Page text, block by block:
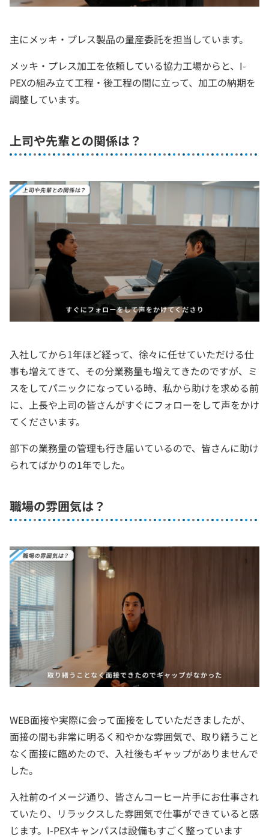
主にメッキ・プレス製品の量産委託を担当しています。
メッキ・プレス加工を依頼している協力工場からと、I-
PEXの組み立て工程・後工程の間に立って、加工の納期を
調整しています。
上司や先輩との関係は？
入社してから1年ほど経って、徐々に任せていただける仕
事も増えてきて、その分業務量も増えてきたのですが、ミ
スをしてパニックになっている時、私から助けを求める前
に、上長や上司の皆さんがすぐにフォローをして声をかけ
てくださいます。
部下の業務量の管理も行き届いているので、皆さんに助け
られてばかりの1年でした。
職場の雰囲気は？
WEB面接や実際に会って面接をしていただきましたが、
面接の間も非常に明るく和やかな雰囲気で、取り繕うこと
なく面接に臨めたので、入社後もギャップがありませんで
した。
入社前のイメージ通り、皆さんコーヒー片手にお仕事され
ていたり、リラックスした雰囲気で仕事ができていると感
じます。I-PEXキャンパスは設備もすごく整っています